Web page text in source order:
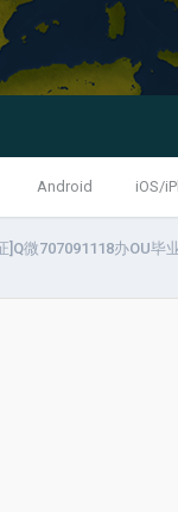
Android iOS/
微707091118办OU毕